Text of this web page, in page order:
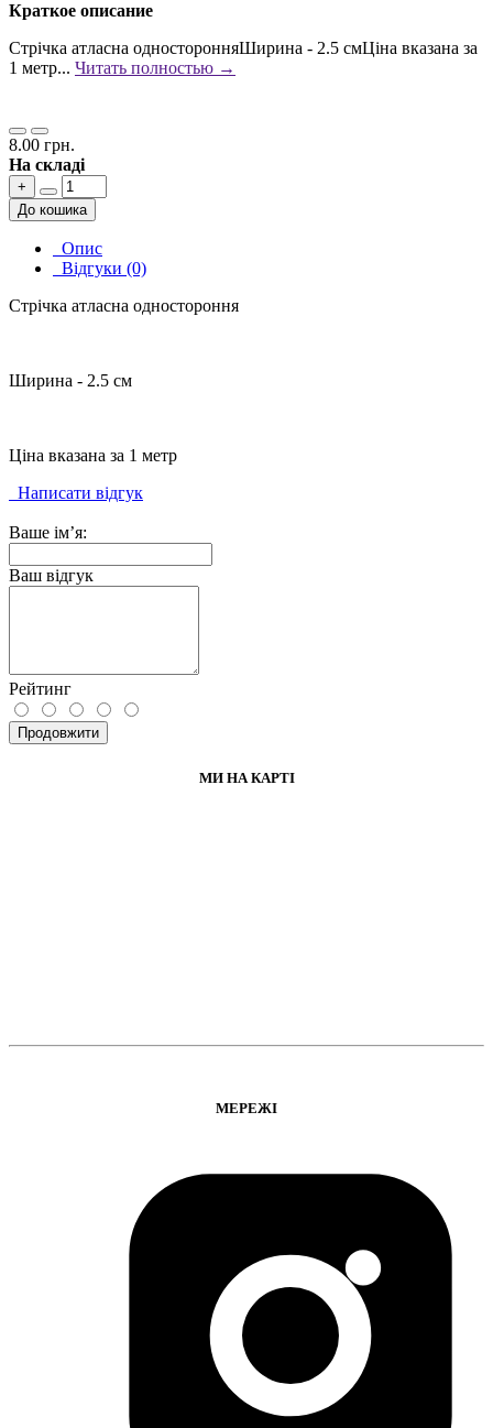
Краткое описание
Стрічка атласна односторонняШирина - 2.5 смЦіна вказана за
1 метр... Читать полностью →
8.00 грн.
На складі
+
До кошика
Опис
Відгуки (0)
Стрічка атласна одностороння
Ширина - 2.5 см
Ціна вказана за 1 метр
Написати відгук
Ваше ім’я:
Ваш відгук
Рейтинг
Продовжити
МИ НА КАРТІ
МЕРЕЖІ